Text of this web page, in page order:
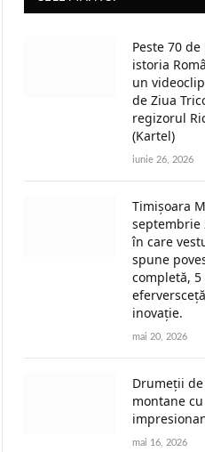
Peste 70
istoria
un
de Ziua
regizorul
(Kartel)
iunie 26, 2026
Timișoara
septembrie
în care
spune
completă,
inovație.
mai 20, 2026
Drumeții
montane
mai 16, 2026